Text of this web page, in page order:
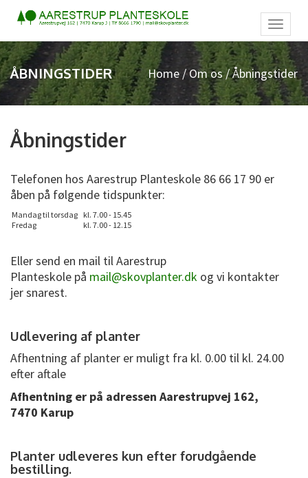
ÅBNINGSTIDER Home /Om os/ Åbningstider
Åbningstider
Telefonen hos Aarestrup Planteskole 86 66 17 90 er
åben på følgende tidspunkter:
Mandag til torsdag kl. 7.00 - 15.45
Fredag
kl. 7.00 - 12.15
Eller send en mail til Aarestrup
Planteskole på mail@skovplanter.dk og vi kontakter
jer snarest.
Udlevering af planter
Afhentning af planter er muligt fra kl. 0.00 til kl. 24.00
efter aftale
Afhentning er på adressen Aarestrupvej 162,
7470 Karup
Planter udleveres kun efter forudgående
bestilling.